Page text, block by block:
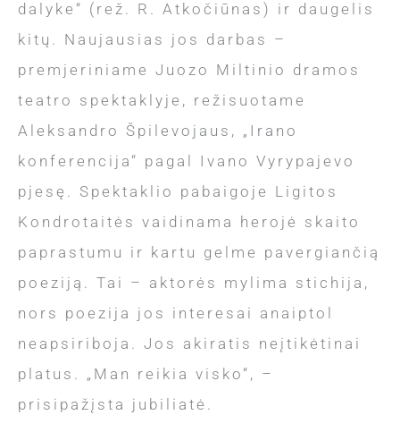
dalyke“ (rež. R. Atkočiūnas) ir daugelis
kitų. Naujausias jos darbas –
premjeriniame Juozo Miltinio dramos
teatro spektaklyje, režisuotame
Aleksandro Špilevojaus, „Irano
konferencija“ pagal Ivano Vyrypajevo
pjesę. Spektaklio pabaigoje Ligitos
Kondrotaitės vaidinama herojė skaito
paprastumu ir kartu gelme pavergiančią
poeziją. Tai – aktorės mylima stichija,
nors poezija jos interesai anaiptol
neapsiriboja. Jos akiratis neįtikėtinai
platus. „Man reikia visko“, –
prisipažįsta jubiliatė.